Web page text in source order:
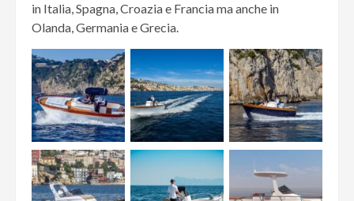
in Italia, Spagna, Croazia e Francia ma anche in
Olanda, Germania e Grecia.